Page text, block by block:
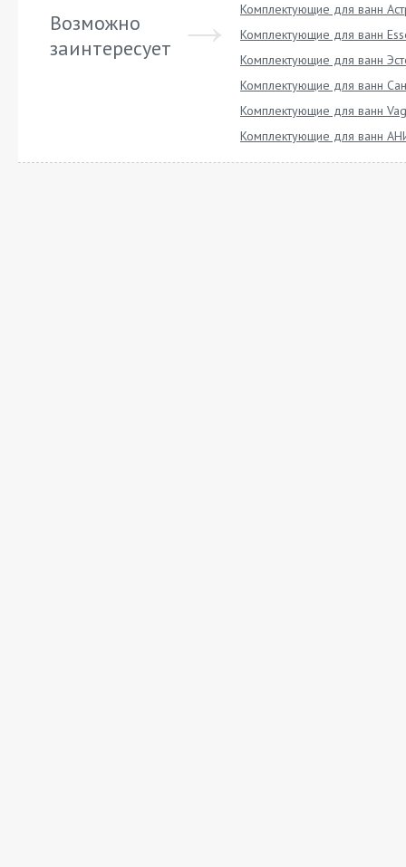
Возможно
заинтересует
Комплектующие для ванн
Комплектующие для ванн
Комплектующие для ванн
Комплектующие для ванн
Комплектующие для ванн
Комплектующие для ванн